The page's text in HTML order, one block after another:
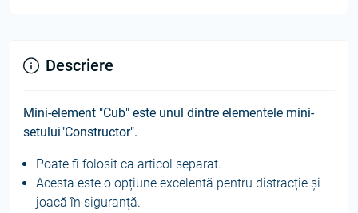
Descriere
Mini-element "Cub" este unul dintre elementele mini-
setului"Constructor".
Poate fi folosit ca articol separat.
Acesta este o opțiune excelentă pentru distracție și
joacă în siguranță.